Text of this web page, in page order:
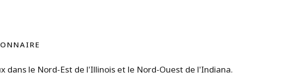
dans le Nord-Est de l'Illinois et le Nord-Ouest de l'Indiana.